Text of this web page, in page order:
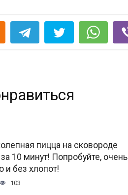
пицца на сковороде
10 минут! Попробуйте, очень
и без хлопот!
103